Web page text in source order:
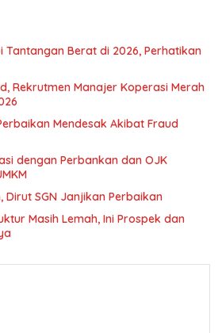
Tantangan Berat di 2026, Perhatikan
Rekrutmen Manajer Koperasi Merah
Mendesak Akibat Fraud
dengan Perbankan dan OJK
Dirut SGN Janjikan Perbaikan
Masih Lemah, Ini Prospek dan